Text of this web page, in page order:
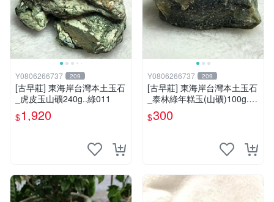
Y0806266737 209
[古早莊] 東海岸台灣本土玉石
_虎皮玉山礦240g..綠011
$1,920
Y0806266737 209
[古早莊] 東海岸台灣本土玉石
_泰林綠年糕玉(山礦)100g..Q
Q.溫潤.雕刻上選好料_綠007
$300